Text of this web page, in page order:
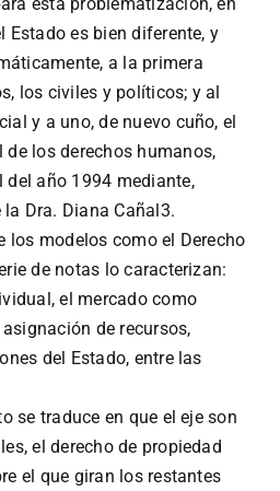
Estado es bien diferente, y
a la primera
los civiles y políticos; y al
y a uno, de nuevo cuño, el
los derechos humanos,
año 1994 mediante,
Dra. Diana Cañal3.
los modelos como el Derecho
de notas lo caracterizan:
el mercado como
de recursos,
del Estado, entre las
se traduce en que el eje son
el derecho de propiedad
el que giran los restantes